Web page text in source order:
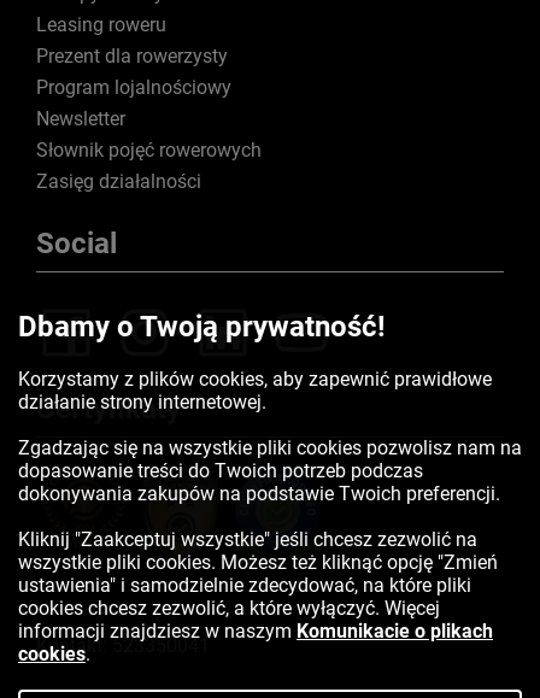
Leasing roweru
Prezent dla rowerzysty
Program lojalnościowy
Newsletter
Słownik pojęć rowerowych
Zasięg działalności
Social
Certyfikaty
Kontakt:523350041
Dbamy o Twoją prywatność!
Korzystamy z plików cookies, aby zapewnić prawidłowe
działanie strony internetowej.
Zgadzając się na wszystkie pliki cookies pozwolisz nam na
dopasowanie treści do Twoich potrzeb podczas
dokonywania zakupów na podstawie Twoich preferencji.
Kliknij "Zaakceptuj wszystkie" jeśli chcesz zezwolić na
wszystkie pliki cookies. Możesz też kliknąć opcję "Zmień
ustawienia" i samodzielnie zdecydować, na które pliki
cookies chcesz zezwolić, a które wyłączyć. Więcej
informacji znajdziesz w naszym Komunikacie o plikach
cookies.